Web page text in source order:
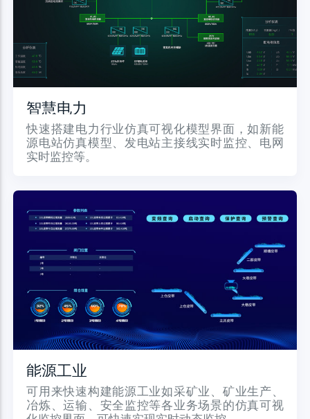
智慧电力
快速搭建电力行业仿真可视化模型界面，如新能
源电站仿真模型、发电站主接线实时监控、电网
实时监控等。
能源工业
可用来快速构建能源工业如采矿业、矿业生产、
冶炼、运输、安全监控等各业务场景的仿真可视